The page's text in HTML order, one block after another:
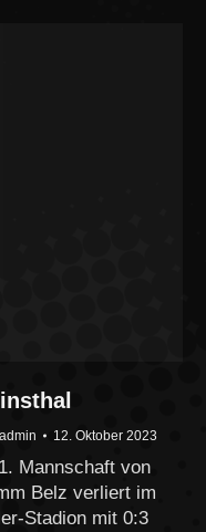
admin 12. Oktober 2023
Mannschaft von
Belz verliert im
Stadion mit 0:3